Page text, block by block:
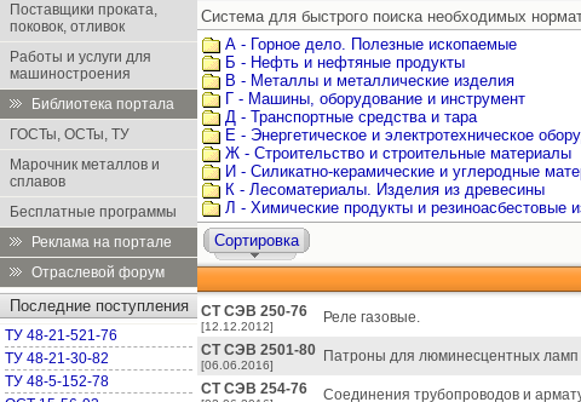
Поставщики проката,
поковок, отливок
Работы и услуги для
машиностроения
Библиотека портала
ГОСТы, ОСТы, ТУ
Марочник металлов и
сплавов
Бесплатные программы
Реклама на портале
Отраслевой форум
Последние поступления
ТУ 48-21-521-76
ТУ 48-21-30-82
ТУ 48-5-152-78
Система для быстрого поиска необходимых
А - Горное дело. Полезные ископаемые
Б - Нефть и нефтяные продукты
В - Металлы и металлические изделия
Г - Машины, оборудование и инструмент
Д - Транспортные средства и тара
Е - Энергетическое и электротехническое
Ж - Строительство и строительные материалы
И - Силикатно-керамические и углеродные
К - Лесоматериалы. Изделия из древесины
Л - Химические продукты и резиноасбестовые
Сортировка
СТ СЭВ 250-76
[12.12.2012]
Реле газовые.
СТ СЭВ 2501-80
[06.06.2016]
Патроны для люминесцентных ламп
СТ СЭВ 254-76
Соединения трубопроводов и